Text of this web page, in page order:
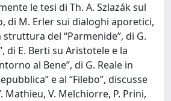
le tesi di Th. A. Szlazák sul
di M. Erler sui dialoghi aporetici,
del “Parmenide”, di G.
di E. Berti su Aristotele e la
al Bene”, di G. Reale in
e al “Filebo”, discusse
Mathieu, V. Melchiorre, P. Prini,